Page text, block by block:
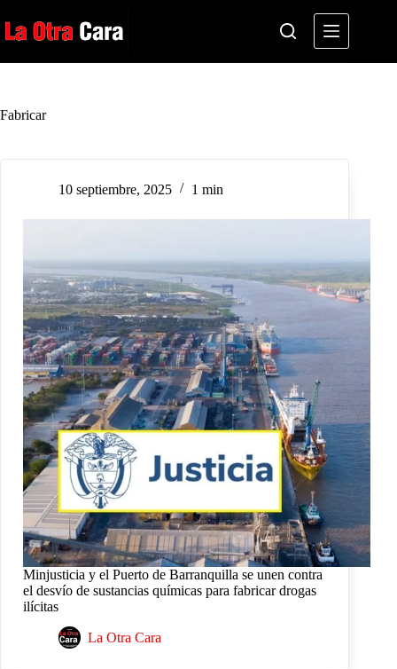
al
contenido
Fabricar
10 septiembre, 2025 1 min
Minjusticia y el Puerto de Barranquilla se unen contra
el desvío de sustancias químicas para fabricar drogas
ilícitas
La Otra Cara